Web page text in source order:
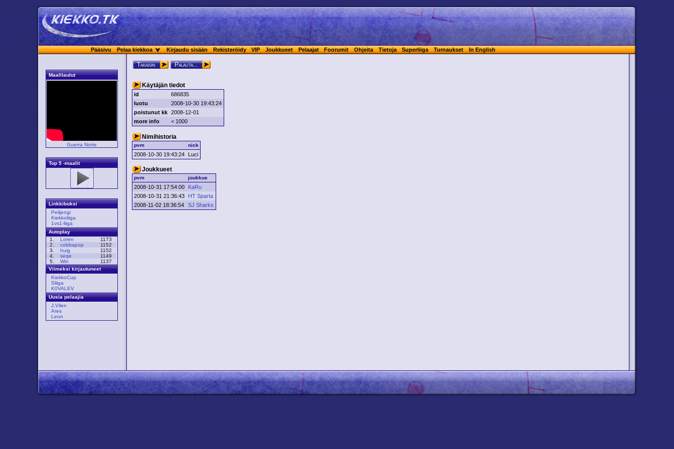
Pääsivu Pelaa kiekkoa Kirjaudu sisään Rekisteröidy VIP Joukkueet Pelaajat Foorumit Ohjeita Tietoja Superliiga Turnaukset In English
Maalilaulut
Guerra Norte
Top 5 -maalit
Linkkiboksi
Pelijengi
Kiekkoliiga
1vs1-liiga
Autoplay
1.
Loren
1173
2.
cobbapop
1152
3.
huig
1152
4.
seqe
1149
5.
Win
1137
Viimeksi kirjautuneet
KiekkoCup
Sliiga
K0VALEV
Uusia pelaajia
J.Vilen
Ares
Leon
Takaisin Palauta...
Käytäjän tiedot
id
686835
luotu
2008-10-30 19:43:24
poistunut kk 2008-12-01
more info
< 1000
Nimihistoria
pvm nick
2008-10-30 19:43:24 Luci
Joukkueet
pvm joukkue
2008-10-31 17:54:00
KaRu
2008-10-31 21:36:43
HT Sparta
2008-11-02 18:36:54
SJ Sharks